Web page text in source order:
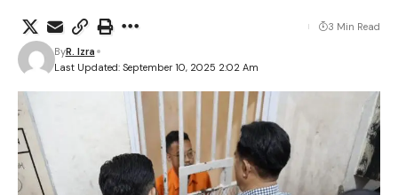
Last Updated: September 10, 2025 2:02 Am
ByR. Izra
3 Min Read